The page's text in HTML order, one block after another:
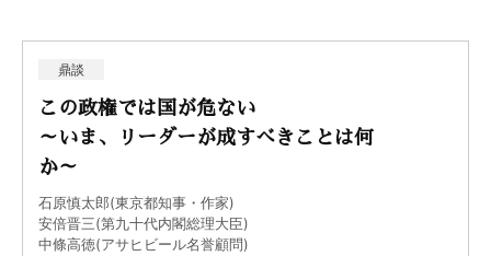
鼎談
この政権では国が危ない
～いま、リーダーが成すべきことは何
か～
石原慎太郎(東京都知事・作家)
安倍晋三(第九十代内閣総理大臣)
中條高徳(アサヒビール名誉顧問)